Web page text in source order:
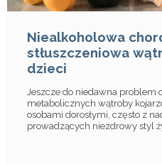
Niealkoholowa
stłuszczeniowa
dzieci
Jeszcze do niedawna problem
metabolicznych wątroby
osobami dorosłymi, często z
prowadzących niezdrowy styl